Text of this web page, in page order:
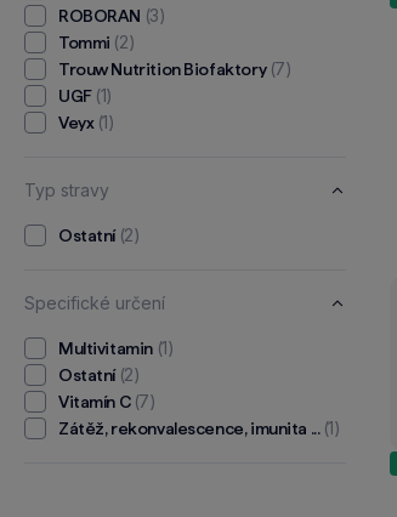
ROBORAN (3)
Tommi (2)
Trouw Nutrition Biofaktory (7)
UGF (1)
Veyx (1)
Typ stravy
Ostatní (2)
Specifické určení
Multivitamin (1)
Ostatní (2)
Vitamín C (7)
Zátěž, rekonvalescence, imunita ... (1)